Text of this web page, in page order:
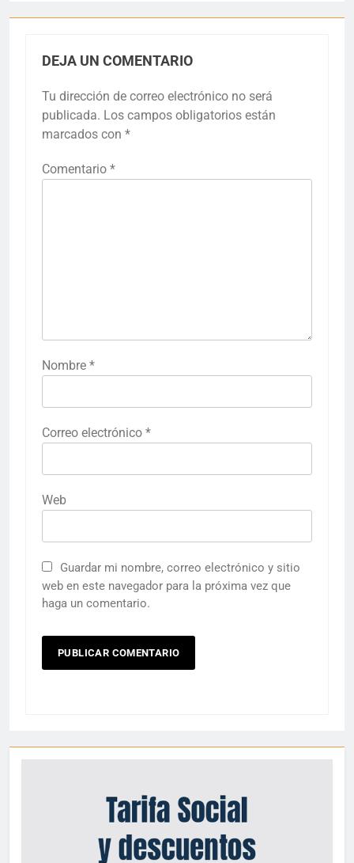
DEJA UN COMENTARIO
Tu dirección de correo electrónico no será
publicada. Los campos obligatorios están
marcados con *
Comentario *
Nombre *
Correo electrónico *
Web
Guardar mi nombre, correo electrónico y sitio
web en este navegador para la próxima vez que
haga un comentario.